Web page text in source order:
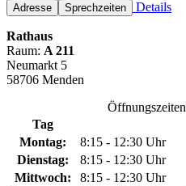
Adresse Sprechzeiten Details
Rathaus
Raum: A 211
Neumarkt 5
58706 Menden
Öffnungszeiten
Tag
Montag:
8:15 - 12:30 Uhr
Dienstag:
8:15 - 12:30 Uhr
Mittwoch:
8:15 - 12:30 Uhr